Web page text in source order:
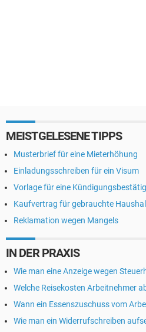
MEISTGELESENE TIPPS
Musterbrief für eine Mieterhöhung
Einladungsschreiben für ein Visum
Vorlage für eine
Kaufvertrag für gebrauchte
Reklamation wegen Mangels
IN DER PRAXIS
Wie man eine Anzeige wegen
Welche Reisekosten Arbeitnehmer
Wann ein Essenszuschuss vom
Wie man ein Widerrufschreiben